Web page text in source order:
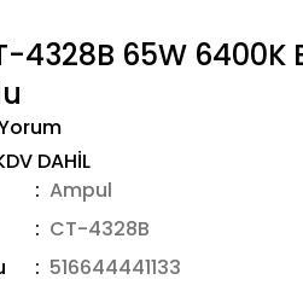
4328B 65W 6400K
DAHİL
Ampul
CT-4328B
516644441133